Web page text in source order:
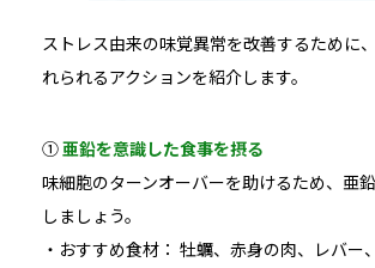
ストレス由来の味覚異常を改善するために
れられるアクションを紹介します。
①亜鉛を意識した食事を摂る
味細胞のターンオーバーを助けるため、亜
しましょう。
・おすすめ食材： 牡蠣、赤身の肉、レバー